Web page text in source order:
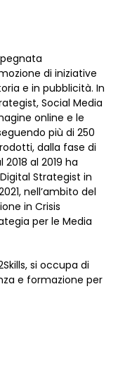
di iniziative
e in pubblicità. In
Social Media
online e le
più di 250
dalla fase di
al 2019 ha
Strategist in
nell’ambito del
in Crisis
per le Media
si occupa di
e formazione per